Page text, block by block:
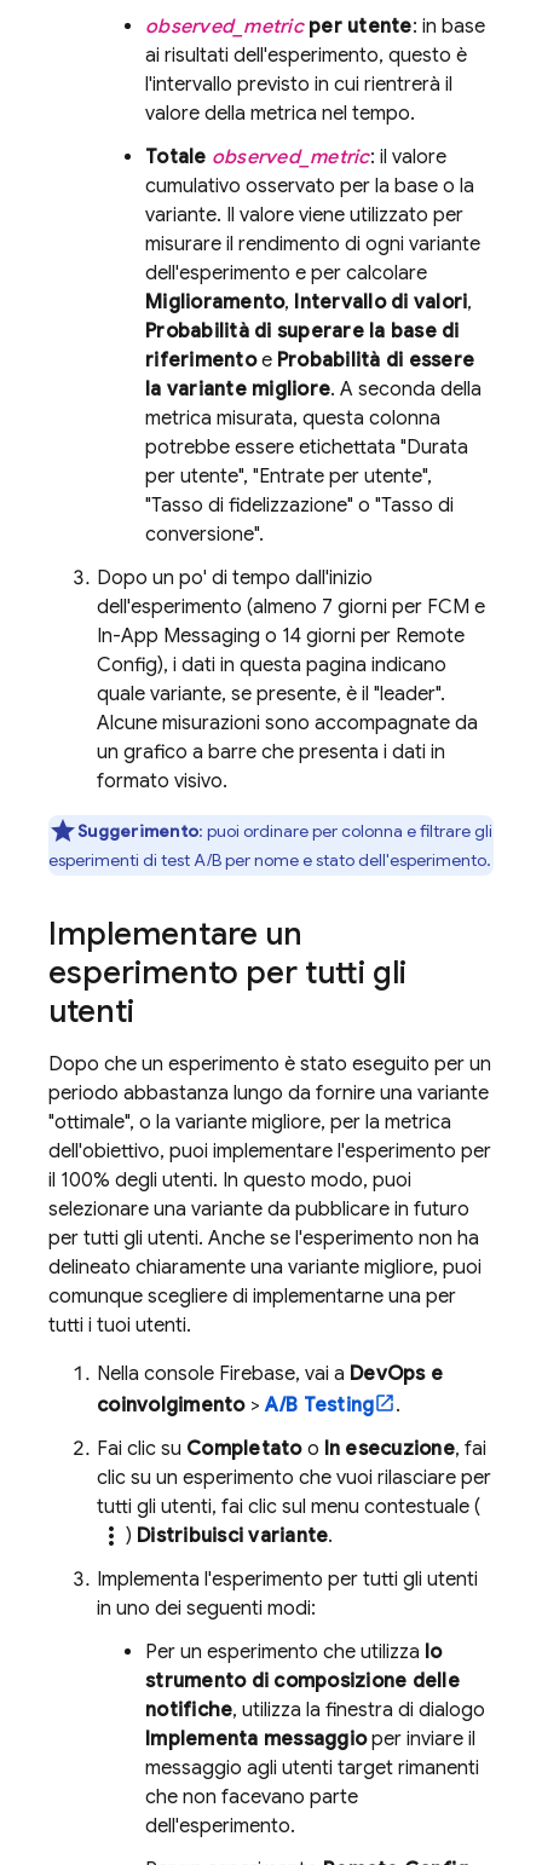
observed_metricper utente: in base
ai risultati dell'esperimento, questo è
l'intervallo previsto in cui rientrerà il
valore della metrica nel tempo.
Totale observed_metric: il valore
cumulativo osservato per la base o la
variante. Il valore viene utilizzato per
misurare il rendimento di ogni variante
dell'esperimento e per calcolare
Miglioramento, Intervallo di valori,
Probabilità di superare la base di
riferimentoe Probabilità di essere
la variante migliore. A seconda della
metrica misurata, questa colonna
potrebbe essere etichettata "Durata
per utente", "Entrate per utente",
"Tasso di fidelizzazione" o "Tasso di
conversione".
Dopo un po' di tempo dall'inizio
dell'esperimento (almeno 7 giorni per FCM e
In-App Messaging o 14 giorni per Remote
Config), i dati in questa pagina indicano
quale variante, se presente, è il "leader".
Alcune misurazioni sono accompagnate da
un grafico a barre che presenta i dati in
formato visivo.
Suggerimento: puoi ordinare per colonna e filtrare gli
esperimenti di test A/B per nome e stato dell'esperimento.
Implementare un
esperimento per tutti gli
utenti
Dopo che un esperimento è stato eseguito per un
periodo abbastanza lungo da fornire una variante
"ottimale", o la variante migliore, per la metrica
dell'obiettivo, puoi implementare l'esperimento per
il 100% degli utenti. In questo modo, puoi
selezionare una variante da pubblicare in futuro
per tutti gli utenti. Anche se l'esperimento non ha
delineato chiaramente una variante migliore, puoi
comunque scegliere di implementarne una per
tutti i tuoi utenti.
Nella console Firebase, vai a DevOps e
coinvolgimento>A/B Testing
.
Fai clic su Completatoo In esecuzione, fai
clic su un esperimento che vuoi rilasciare per
tutti gli utenti, fai clic sul menu contestuale (
more_vert ) Distribuisci variante.
Implementa l'esperimento per tutti gli utenti
in uno dei seguenti modi:
Per un esperimento che utilizza lo
strumento di composizione delle
notifiche, utilizza la finestra di dialogo
Implementa messaggioper inviare il
messaggio agli utenti target rimanenti
che non facevano parte
dell'esperimento.